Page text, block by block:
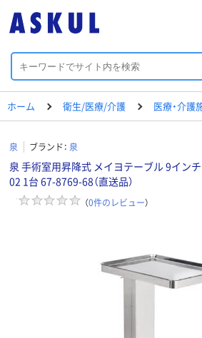
ホーム 衛生/医療/介護 医療・介護
泉 ブランド： 泉
泉 手術室用昇降式 メイヨテーブル 9イ
02 1台 67-8769-68（直送品）
（0件のレビュー）